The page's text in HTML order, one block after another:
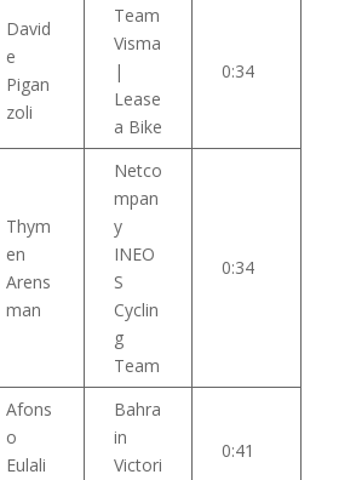
David
e
Pigan
zoli
Team
Visma
|
Lease
a Bike
0:34
Thym
en
Arens
man
Netco
mpan
y
INEO
S
Cyclin
g
Team
0:34
Afons
o
Eulali
Bahra
in
Victori
0:41